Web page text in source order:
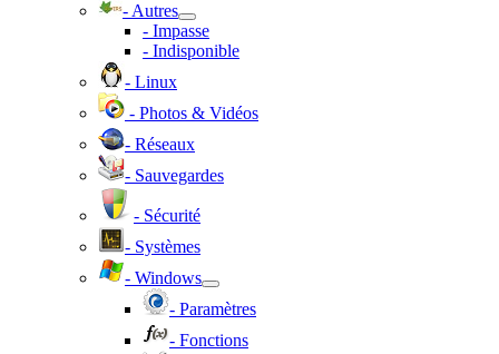
- Autres
- Impasse
- Indisponible
- Linux
- Photos & Vidéos
- Réseaux
- Sauvegardes
- Sécurité
- Systèmes
- Windows
- Paramètres
- Fonctions